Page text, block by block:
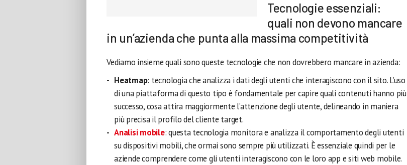
Tecnologie essenziali:
quali non devono mancare
in un’azienda che punta alla massima competitività
Vediamo insieme quali sono queste tecnologie che non dovrebbero mancare in azienda:
Heatmap: tecnologia che analizza i dati degli utenti che interagiscono con il sito. L’uso
di una piattaforma di questo tipo è fondamentale per capire quali contenuti hanno più
successo, cosa attira maggiormente l’attenzione degli utente, delineando in maniera
più precisa il profilo del cliente target.
Analisi mobile: questa tecnologia monitora e analizza il comportamento degli utenti
su dispositivi mobili, che ormai sono sempre più utilizzati. È essenziale quindi per le
aziende comprendere come gli utenti interagiscono con le loro app e siti web mobile.